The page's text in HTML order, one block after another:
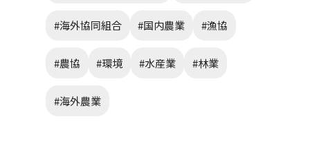
#海外協同組合 #国内農業 #漁協
#農協 #環境 #水産業 #林業
#海外農業